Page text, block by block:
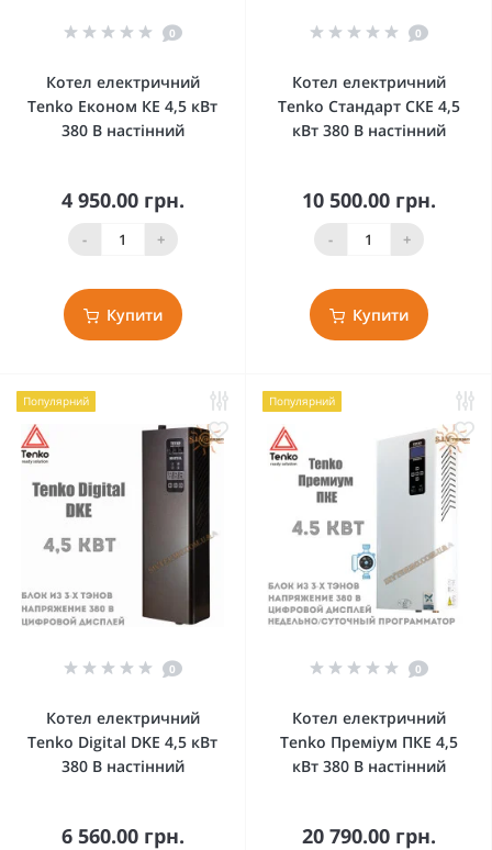
0
Котел електричний
Tenko Економ КЕ 4,5 кВт
380 В настінний
4 950.00 грн.
- +
Купити
0
Котел електричний
Tenko Стандарт СКЕ 4,5
кВт 380 В настінний
10 500.00 грн.
- +
Купити
Популярний
0
Котел електричний
Tenko Digital DKE 4,5 кВт
380 В настінний
6 560.00 грн.
Популярний
0
Котел електричний
Tenko Преміум ПКЕ 4,5
кВт 380 В настінний
20 790.00 грн.